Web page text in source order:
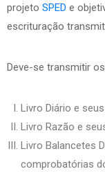
projeto SPED e
escrituração
Deve-se transmitir
Livro Diário e
Livro Razão e
Livro Balancetes
comprobatórias